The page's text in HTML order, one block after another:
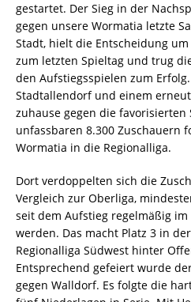
gestartet. Der Sieg in der
gegen unsere Wormatia letzte
Stadt, hielt die Entscheidung
zum letzten Spieltag und trug
den Aufstiegsspielen zum
Stadtallendorf und einem
zuhause gegen die
unfassbaren 8.300 Zuschauern
Wormatia in die Regionalliga.
Dort verdoppelten sich die
Vergleich zur Oberliga,
seit dem Aufstieg regelmäßig
werden. Das macht Platz 3 in
Regionalliga Südwest hinter
Entsprechend gefeiert wurde
gegen Walldorf. Es folgte die